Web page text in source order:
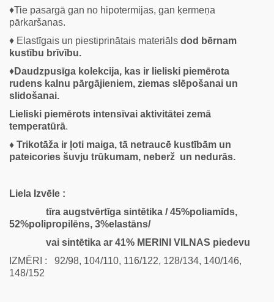
♦Tie pasargā gan no hipotermijas, gan ķermeņa
pārkaršanas.
♦ Elastīgais un piestiprinātais materiāls dod bērnam
kustību brīvību.
♦Daudzpusīga kolekcija, kas ir lieliski piemērota
rudens kalnu pārgājieniem, ziemas slēpošanai un
slidošanai.
Lieliski piemērots intensīvai aktivitātei zemā
temperatūrā.
♦ Trikotāža ir ļoti maiga, tā netraucē kustībām un
pateicories šuvju trūkumam, neberž un nedurās.
Liela Izvēle :
tīra augstvērtīga sintētika / 45%poliamīds,
52%polipropilēns, 3%elastāns/
vai sintētika ar 41% MERINI VILNAS piedevu
IZMĒRI : 92/98, 104/110, 116/122, 128/134, 140/146,
148/152